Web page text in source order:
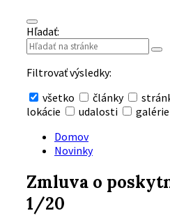
Hľadať:
Filtrovať výsledky:
všetko
články
lokácie
udalosti galérie
vyhľadávanie
Domov
Novinky
Zmluva o
1/20